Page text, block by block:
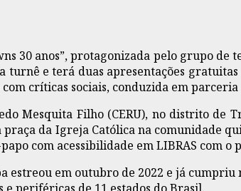
30 anos”, protagonizada pelo grupo de
e terá duas apresentações
críticas sociais, conduzida em parceria
Mesquita Filho (CERU), no distrito de
da Igreja Católica na comunidade
com acessibilidade em LIBRAS com o
em outubro de 2022 e já